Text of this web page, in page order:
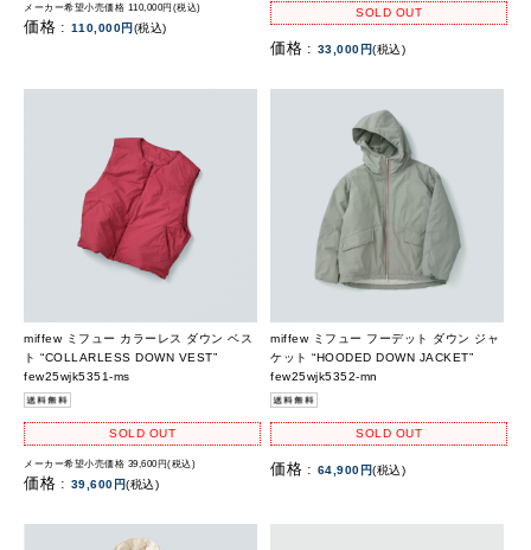
メーカー希望小売価格 110,000円(税込)
価格 : 110,000円(税込)
SOLD OUT
価格 : 33,000円(税込)
miffew ミフュー カラーレス ダウン ベス
ト “COLLARLESS DOWN VEST”
few25wjk5351-ms
SOLD OUT
メーカー希望小売価格 39,600円(税込)
価格 : 39,600円(税込)
miffew ミフュー フーデット ダウン ジャ
ケット “HOODED DOWN JACKET”
few25wjk5352-mn
SOLD OUT
価格 : 64,900円(税込)